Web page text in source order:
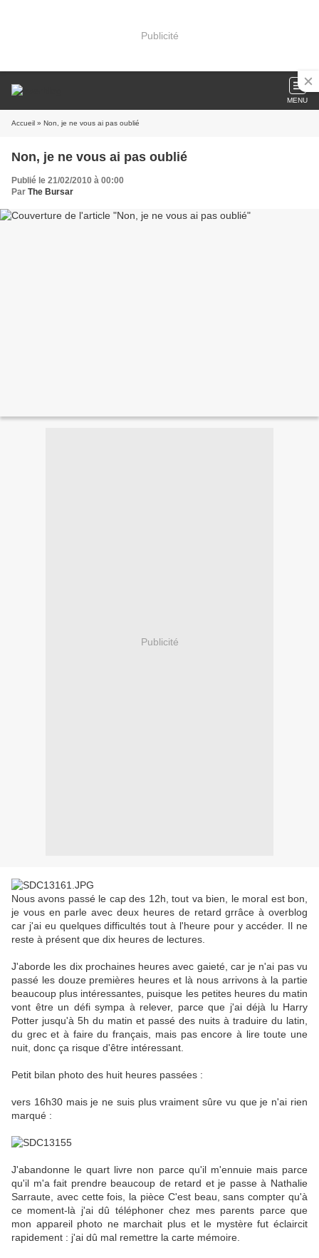
Publicité
MENU
Accueil » Non, je ne vous ai pas oublié
Non, je ne vous ai pas oublié
Publié le 21/02/2010 à 00:00
Par The Bursar
Publicité
Nous avons passé le cap des 12h, tout va bien, le moral est bon,
je vous en parle avec deux heures de retard grrâce à overblog
car j'ai eu quelques difficultés tout à l'heure pour y accéder. Il ne
reste à présent que dix heures de lectures.
J'aborde les dix prochaines heures avec gaieté, car je n'ai pas vu
passé les douze premières heures et là nous arrivons à la partie
beaucoup plus intéressantes, puisque les petites heures du matin
vont être un défi sympa à relever, parce que j'ai déjà lu Harry
Potter jusqu'à 5h du matin et passé des nuits à traduire du latin,
du grec et à faire du français, mais pas encore à lire toute une
nuit, donc ça risque d'être intéressant.
Petit bilan photo des huit heures passées :
vers 16h30 mais je ne suis plus vraiment sûre vu que je n'ai rien
marqué :
J'abandonne le quart livre non parce qu'il m'ennuie mais parce
qu'il m'a fait prendre beaucoup de retard et je passe à Nathalie
Sarraute, avec cette fois, la pièce C'est beau, sans compter qu'à
ce moment-là j'ai dû téléphoner chez mes parents parce que
mon appareil photo ne marchait plus et le mystère fut éclaircit
rapidement : j'ai dû mal remettre la carte mémoire.